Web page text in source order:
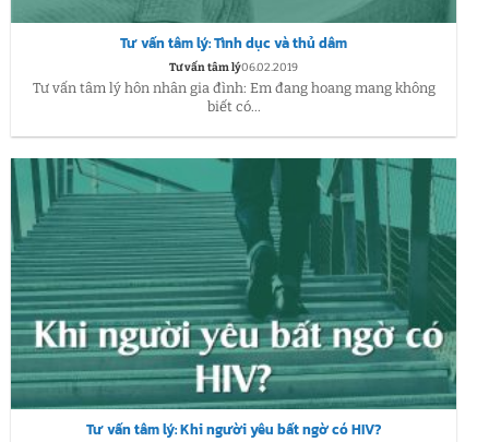
Tư vấn tâm lý: Tình dục và thủ dâm
Tư vấn tâm lý06.02.2019
Tư vấn tâm lý hôn nhân gia đình: Em đang hoang mang không
biết có...
Tư vấn tâm lý: Khi người yêu bất ngờ có HIV?